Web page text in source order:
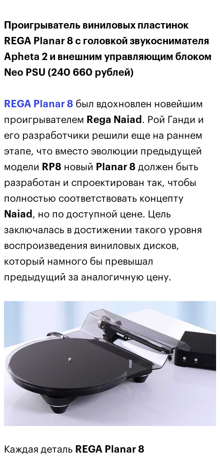
Проигрыватель виниловых пластинок
REGA Planar 8 с головкой звукоснимателя
Apheta 2 и внешним управляющим блоком
Neo PSU (240 660 рублей)
REGA Planar 8 был вдохновлен новейшим
проигрывателем Rega Naiad . Рой Ганди и
его разработчики решили еще на раннем
этапе, что вместо эволюции предыдущей
модели RP8 новый Planar 8 должен быть
разработан и спроектирован так, чтобы
полностью соответствовать концепту
Naiad , но по доступной цене. Цель
заключалась в достижении такого уровня
воспроизведения виниловых дисков,
который намного бы превышал
предыдущий за аналогичную цену.
Каждая деталь REGA Planar 8